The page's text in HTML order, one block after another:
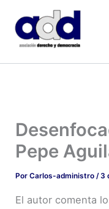
contenido
Pepe
PorCarlos-administro/3
El autor comenta